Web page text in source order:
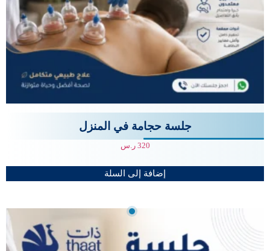
جلسة حجامة في المنزل
320 ر.س
إضافة إلى السلة